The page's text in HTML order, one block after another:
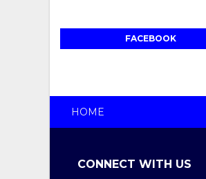
FACEBOOK
HOME
CONNECT WITH US